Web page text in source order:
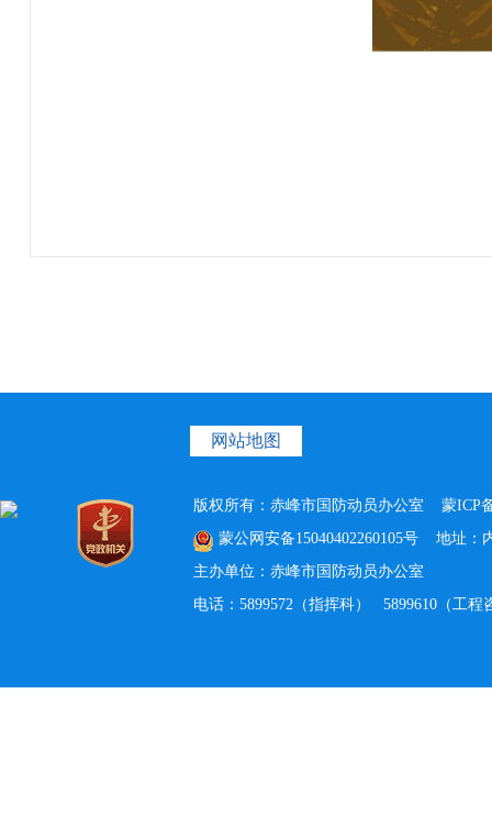
网站地图
版权所有：赤峰市国防动员办公室 蒙ICP
蒙公网安备15040402260105号 地址：
主办单位：赤峰市国防动员办公室
电话：5899572（指挥科） 5899610（工